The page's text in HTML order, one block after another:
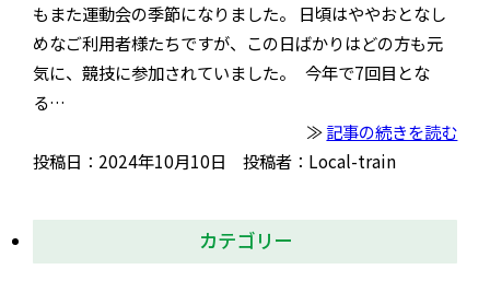
もまた運動会の季節になりました。 日頃はややおとなし
めなご利用者様たちですが、この日ばかりはどの方も元
気に、競技に参加されていました。 今年で7回目とな
る…
≫記事の続きを読む
投稿日：2024年10月10日 投稿者：Local-train
カテゴリー